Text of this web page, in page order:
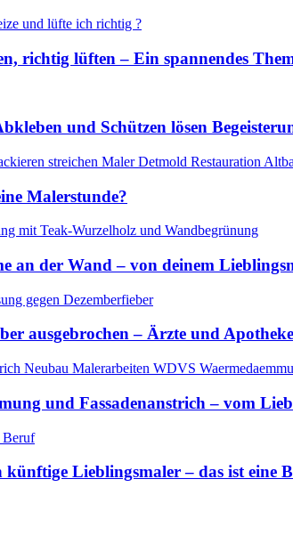
richtig lüften – Ein spannendes
und Schützen lösen
Malerstunde?
an der Wand – von deinem
ausgebrochen – Ärzte und
und Fassadenanstrich – vom
künftige Lieblingsmaler – das ist eine